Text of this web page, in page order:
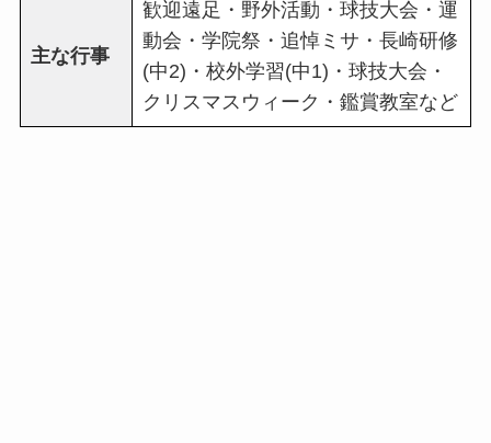
主な行事
歓迎遠足・野外活動・球技大会・運
動会・学院祭・追悼ミサ・長崎研修
(中2)・校外学習(中1)・球技大会・
クリスマスウィーク・鑑賞教室など